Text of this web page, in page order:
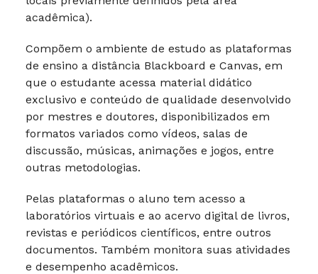
acadêmica).
Compõem o ambiente de estudo as plataformas
de ensino a distância Blackboard e Canvas, em
que o estudante acessa material didático
exclusivo e conteúdo de qualidade desenvolvido
por mestres e doutores, disponibilizados em
formatos variados como vídeos, salas de
discussão, músicas, animações e jogos, entre
outras metodologias.
Pelas plataformas o aluno tem acesso a
laboratórios virtuais e ao acervo digital de livros,
revistas e periódicos científicos, entre outros
documentos. Também monitora suas atividades
e desempenho acadêmicos.